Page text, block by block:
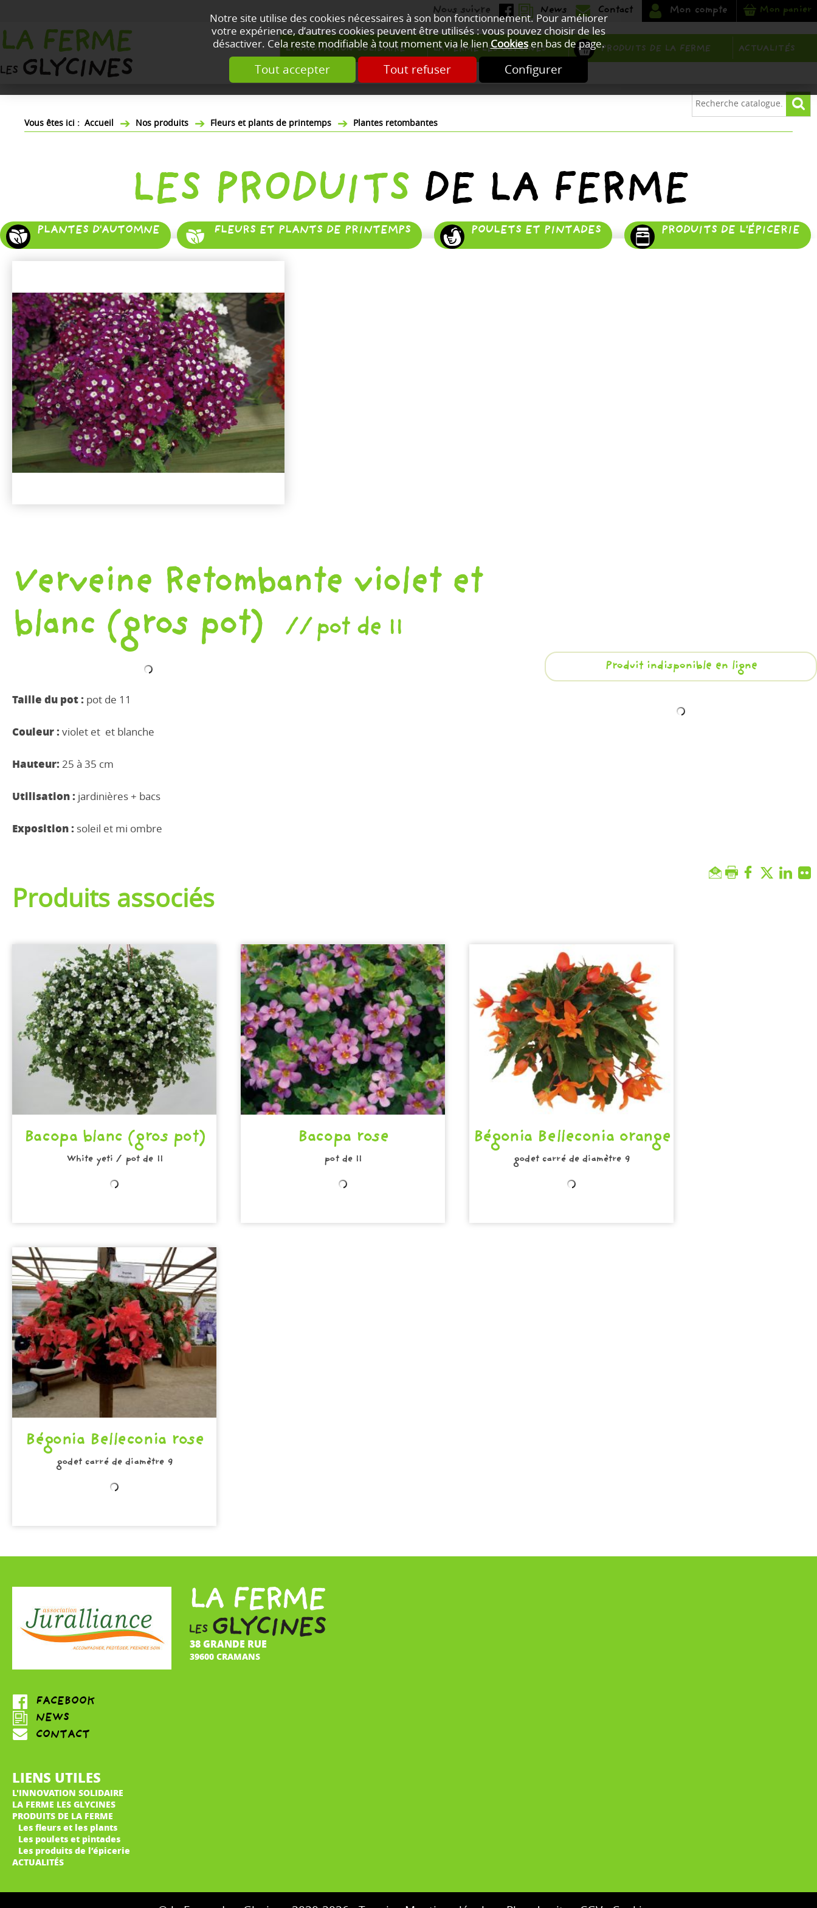
Notre site utilise des cookies nécessaires à son bon fonctionnement. Pour améliorer
votre expérience, d’autres cookies peuvent être utilisés : vous pouvez choisir de les
désactiver. Cela reste modifiable à tout moment via le lienCookiesen bas de page.
Tout accepter Tout refuser Configurer
Mon panier
L'INNOVATION SOLIDAIRE LA FERME LES GLYCINES PRODUITS DE LA FERME ACTUALITÉS
Accueil Nos produits Fleurs et plants de printemps Plantes retombantes
LES PRODUITS DE LA FERME
PLANTES D'AUTOMNE FLEURS ET PLANTS DE PRINTEMPS POULETS ET PINTADES PRODUITS DE L'ÉPICERIE
Verveine Retombante violet et
blanc (gros pot)
pot de 11
Taille du pot : pot de 11
Couleur : violet et et blanche
Hauteur: 25 à 35 cm
Utilisation : jardinières + bacs
Exposition : soleil et mi ombre
Produit indisponible en ligne
Produits associés
Bacopa blanc (gros pot)
White yeti / pot de 11
Bacopa rose
pot de 11
Bégonia Belleconia orange
godet carré de diamètre 9
Bégonia Belleconia rose
godet carré de diamètre 9
38 GRANDE RUE
39600 CRAMANS
LIENS UTILES
L'INNOVATION SOLIDAIRE
LA FERME LES GLYCINES
PRODUITS DE LA FERME
Les fleurs et les plants
Les poulets et pintades
Les produits de l’épicerie
ACTUALITÉS